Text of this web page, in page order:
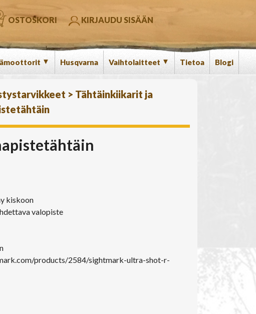
OSTOSKORI KIRJAUDU SISÄÄN
▼ Husqvarna Vaihtolaitteet ▼ Tietoa Blogi
> Tähtäinkiikarit ja
kiskoon
valopiste
products/2584/sightmark-ultra-shot-r-